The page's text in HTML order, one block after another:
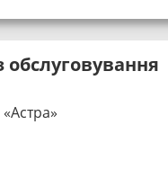
обслуговування